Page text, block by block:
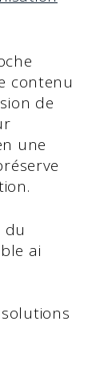
contenu
de
une
du
ai